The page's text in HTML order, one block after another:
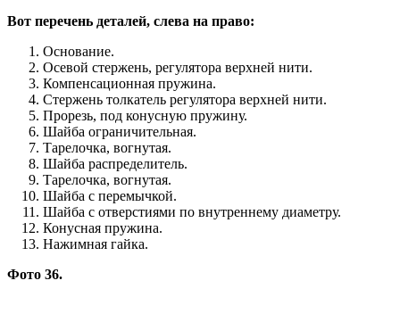
Вот перечень деталей, слева на право:
Основание.
Осевой стержень, регулятора верхней нити.
Компенсационная пружина.
Стержень толкатель регулятора верхней нити.
Прорезь, под конусную пружину.
Шайба ограничительная.
Тарелочка, вогнутая.
Шайба распределитель.
Тарелочка, вогнутая.
Шайба с перемычкой.
Шайба с отверстиями по внутреннему диаметру.
Конусная пружина.
Нажимная гайка.
Фото 36.